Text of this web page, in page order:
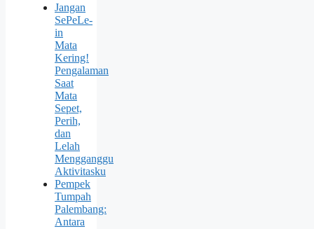
Jangan
SePeLe-
in
Mata
Kering!
Pengalaman
Saat
Mata
Sepet,
Perih,
dan
Lelah
Mengganggu
Aktivitasku
Pempek
Tumpah
Palembang:
Antara